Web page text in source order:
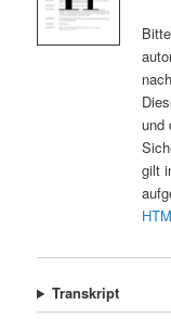
und
gilt
Transkript